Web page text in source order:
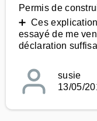
Permis de
➕ Ces
essayé de me
déclaration
susie
13/05/